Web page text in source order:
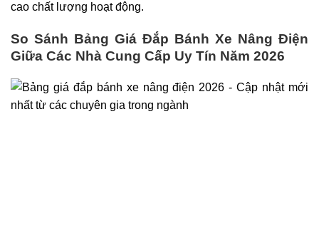
cao chất lượng hoạt động.
So Sánh Bảng Giá Đắp Bánh Xe Nâng Điện
Giữa Các Nhà Cung Cấp Uy Tín Năm 2026